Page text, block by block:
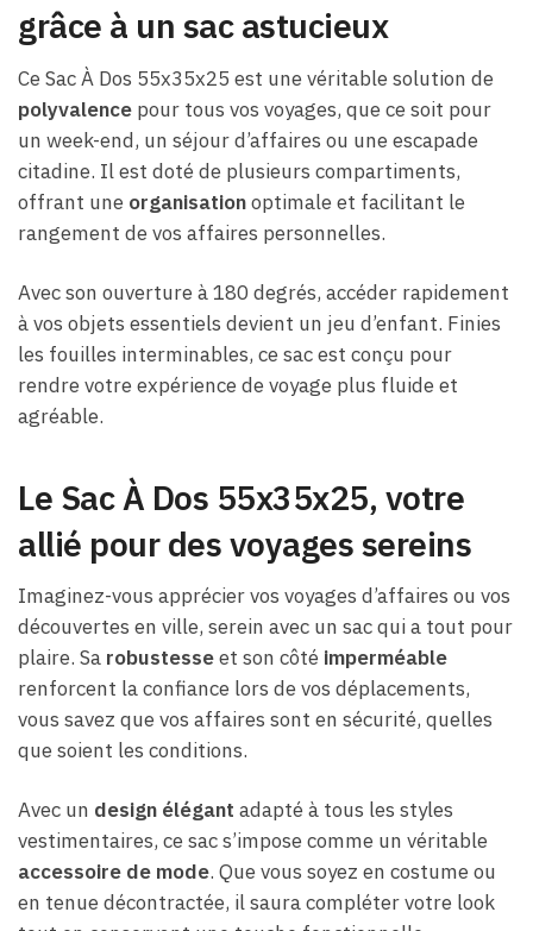
grâce à un sac astucieux
Ce Sac À Dos 55x35x25 est une véritable solution de
polyvalence pour tous vos voyages, que ce soit pour
un week-end, un séjour d’affaires ou une escapade
citadine. Il est doté de plusieurs compartiments,
offrant une organisationoptimale et facilitant le
rangement de vos affaires personnelles.
Avec son ouverture à 180 degrés, accéder rapidement
à vos objets essentiels devient un jeu d’enfant. Finies
les fouilles interminables, ce sac est conçu pour
rendre votre expérience de voyage plus fluide et
agréable.
Le Sac À Dos 55x35x25, votre
allié pour des voyages sereins
Imaginez-vous apprécier vos voyages d’affaires ou vos
découvertes en ville, serein avec un sac qui a tout pour
plaire. Sa robustesseet son côté imperméable
renforcent la confiance lors de vos déplacements,
vous savez que vos affaires sont en sécurité, quelles
que soient les conditions.
Avec un design élégant adapté à tous les styles
vestimentaires, ce sac s’impose comme un véritable
accessoire de mode. Que vous soyez en costume ou
en tenue décontractée, il saura compléter votre look